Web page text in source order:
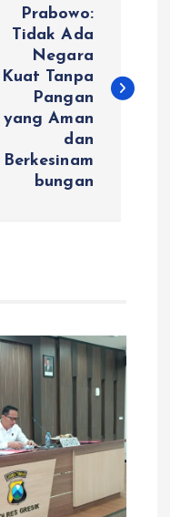
Prabowo:
Tidak Ada
Negara
Kuat Tanpa
Pangan
yang Aman
dan
Berkesinam
bungan